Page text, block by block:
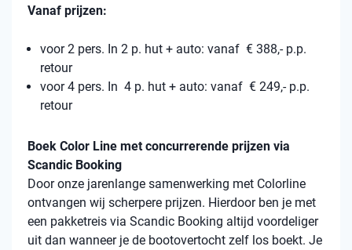
Vanaf prijzen:
voor 2 pers. In 2 p. hut + auto: vanaf € 388,- p.p.
retour
voor 4 pers. In 4 p. hut + auto: vanaf € 249,- p.p.
retour
Boek Color Line met concurrerende prijzen via
Scandic Booking
Door onze jarenlange samenwerking met Colorline
ontvangen wij scherpere prijzen. Hierdoor ben je met
een pakketreis via Scandic Booking altijd voordeliger
uit dan wanneer je de bootovertocht zelf los boekt. Je